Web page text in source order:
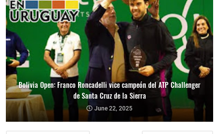
Bolivia Open: Franco Roncadelli vice campeón del ATP Challenger
de Santa Cruz de la Sierra
June 22, 2025